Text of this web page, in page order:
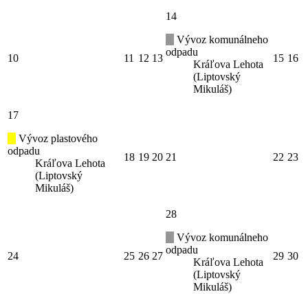
10 11 12 13
14
Vývoz komunálneho
odpadu
Kráľova Lehota
(Liptovský
Mikuláš)
15 16
17
Vývoz plastového
odpadu
Kráľova Lehota
(Liptovský
Mikuláš)
18 19 20 21 22 23
24 25 26 27
28
Vývoz komunálneho
odpadu
Kráľova Lehota
(Liptovský
Mikuláš)
29 30